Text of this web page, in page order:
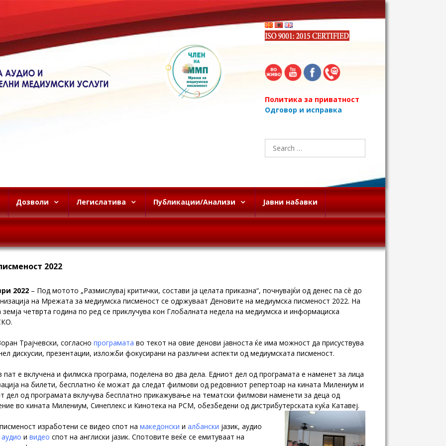
Политика за приватност
Одговор и исправка
Search
for:
Дозволи Легислатива Публикации/Анализи Јавни набавки
2022
2022 – Под мотото „Размислувај критички, состави ја целата приказна“, почнувајќи од денес па сè до
на Мрежата за медиумска писменост се одржуваат Деновите на медиумска писменост 2022. На
четврта година по ред се приклучува кон Глобалната недела на медиумска и информациска
Трајчевски, согласно програмата во текот на овие денови јавноста ќе има можност да присуствува
дискусии, презентации, изложби фокусирани на различни аспекти од медиумската писменост.
е вклучена и филмска програма, поделена во два дела. Едниот дел од програмата е наменет за лица
на билети, бесплатно ќе можат да следат филмови од редовниот репертоар на кината Милениум и
од програмата вклучува бесплатно прикажување на тематски филмови наменети за деца од
во кината Милениум, Синеплекс и Кинотека на РСМ, обезбедени од дистрибутерската куќа Катавеј.
изработени се видео спот на македонски и албански јазик, аудио
аудио и видео спот на англиски јазик. Спотовите веќе се емитуваат на